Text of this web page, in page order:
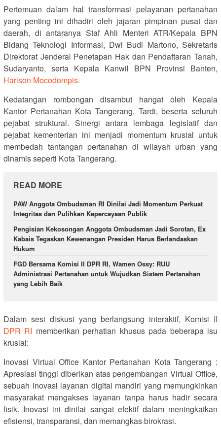
Pertemuan dalam hal transformasi pelayanan pertanahan
yang penting ini dihadiri oleh jajaran pimpinan pusat dan
daerah, di antaranya Staf Ahli Menteri ATR/Kepala BPN
Bidang Teknologi Informasi, Dwi Budi Martono, Sekretaris
Direktorat Jenderal Penetapan Hak dan Pendaftaran Tanah,
Sudaryanto, serta Kepala Kanwil BPN Provinsi Banten,
Harison Mocodompis.
Kedatangan rombongan disambut hangat oleh Kepala
Kantor Pertanahan Kota Tangerang, Tardi, beserta seluruh
pejabat struktural. Sinergi antara lembaga legislatif dan
pejabat kementerian ini menjadi momentum krusial untuk
membedah tantangan pertanahan di wilayah urban yang
dinamis seperti Kota Tangerang.
READ MORE
PAW Anggota Ombudsman RI Dinilai Jadi Momentum Perkuat
Integritas dan Pulihkan Kepercayaan Publik
Pengisian Kekosongan Anggota Ombudsman Jadi Sorotan, Ex
Kabais Tegaskan Kewenangan Presiden Harus Berlandaskan
Hukum
FGD Bersama Komisi II DPR RI, Wamen Ossy: RUU
Administrasi Pertanahan untuk Wujudkan Sistem Pertanahan
yang Lebih Baik
Dalam sesi diskusi yang berlangsung interaktif, Komisi II
DPR RI memberikan perhatian khusus pada beberapa isu
krusial:
Inovasi Virtual Office Kantor Pertanahan Kota Tangerang :
Apresiasi tinggi diberikan atas pengembangan Virtual Office,
sebuah inovasi layanan digital mandiri yang memungkinkan
masyarakat mengakses layanan tanpa harus hadir secara
fisik. Inovasi ini dinilai sangat efektif dalam meningkatkan
efisiensi, transparansi, dan memangkas birokrasi.